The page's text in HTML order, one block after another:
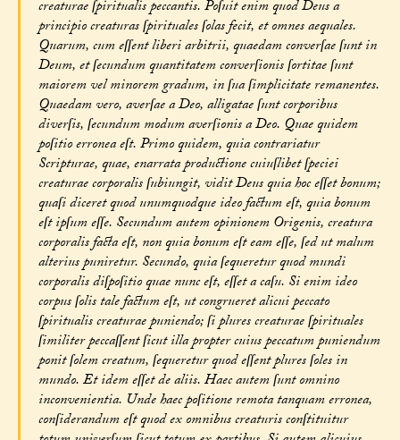
creaturae ſpiritualis peccantis. Poſuit enim quod Deus a
principio creaturas ſpirituales ſolas fecit, et omnes aequales.
Quarum, cum eſſent liberi arbitrii, quaedam converſae ſunt in
Deum, et ſecundum quantitatem converſionis ſortitae ſunt
maiorem vel minorem gradum, in ſua ſimplicitate remanentes.
Quaedam vero, averſae a Deo, alligatae ſunt corporibus
diverſis, ſecundum modum averſionis a Deo. Quae quidem
poſitio erronea eſt. Primo quidem, quia contrariatur
Scripturae, quae, enarrata productione cuiuſlibet ſpeciei
creaturae corporalis ſubiungit, vidit Deus quia hoc eſſet bonum;
quaſi diceret quod unumquodque ideo factum eſt, quia bonum
eſt ipſum eſſe. Secundum autem opinionem Origenis, creatura
corporalis facta eſt, non quia bonum eſt eam eſſe, ſed ut malum
alterius puniretur. Secundo, quia ſequeretur quod mundi
corporalis diſpoſitio quae nunc eſt, eſſet a caſu. Si enim ideo
corpus ſolis tale factum eſt, ut congrueret alicui peccato
ſpiritualis creaturae puniendo; ſi plures creaturae ſpirituales
ſimiliter peccaſſent ſicut illa propter cuius peccatum puniendum
ponit ſolem creatum, ſequeretur quod eſſent plures ſoles in
mundo. Et idem eſſet de aliis. Haec autem ſunt omnino
inconvenientia. Unde haec poſitione remota tanquam erronea,
conſiderandum eſt quod ex omnibus creaturis conſtituitur